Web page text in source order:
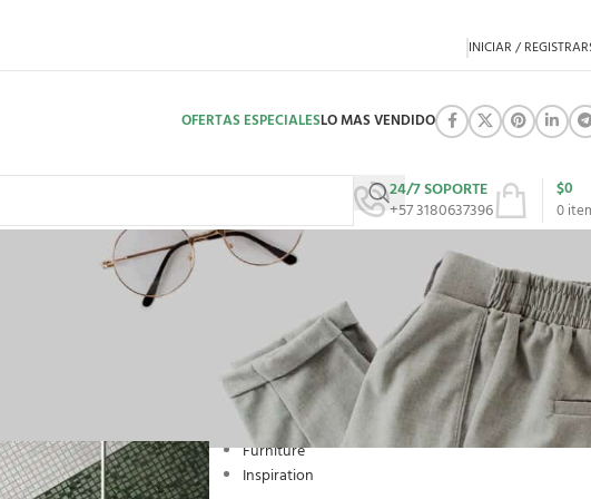
INICIAR /
OFERTAS ESPECIALESLO MAS VENDIDO
24/7 SOPORTE
+57 3180637396
0
$0
CATEGORIES
Decoration
Design trends
Furniture
Inspiration